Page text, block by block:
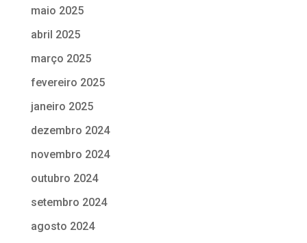
maio 2025
abril 2025
março 2025
fevereiro 2025
janeiro 2025
dezembro 2024
novembro 2024
outubro 2024
setembro 2024
agosto 2024